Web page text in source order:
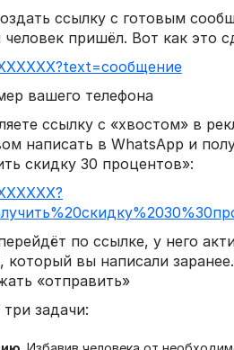
ссылку с готовым
человек пришёл. Вот как это
вашего телефона
ссылку с «хвостом» в
написать в WhatsApp и
скидку 30 процентов»:
по ссылке, у него
который вы написали
«отправить»
задачи: